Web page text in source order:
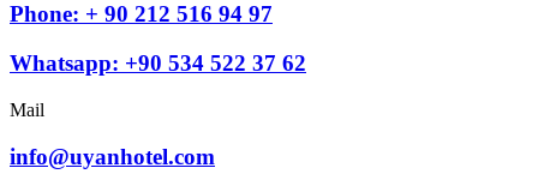
Phone: + 90 212 516 94 97
Whatsapp: +90 534 522 37 62
Mail
info@uyanhotel.com